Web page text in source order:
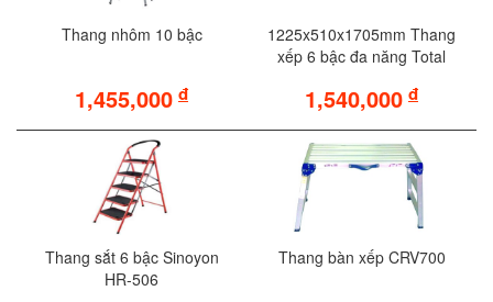
Thang nhôm 10 bậc
1,455,000 đ
1225x510x1705mm Thang
xếp 6 bậc đa năng Total
1,540,000 đ
Thang sắt 6 bậc Sinoyon
HR-506
Thang bàn xếp CRV700